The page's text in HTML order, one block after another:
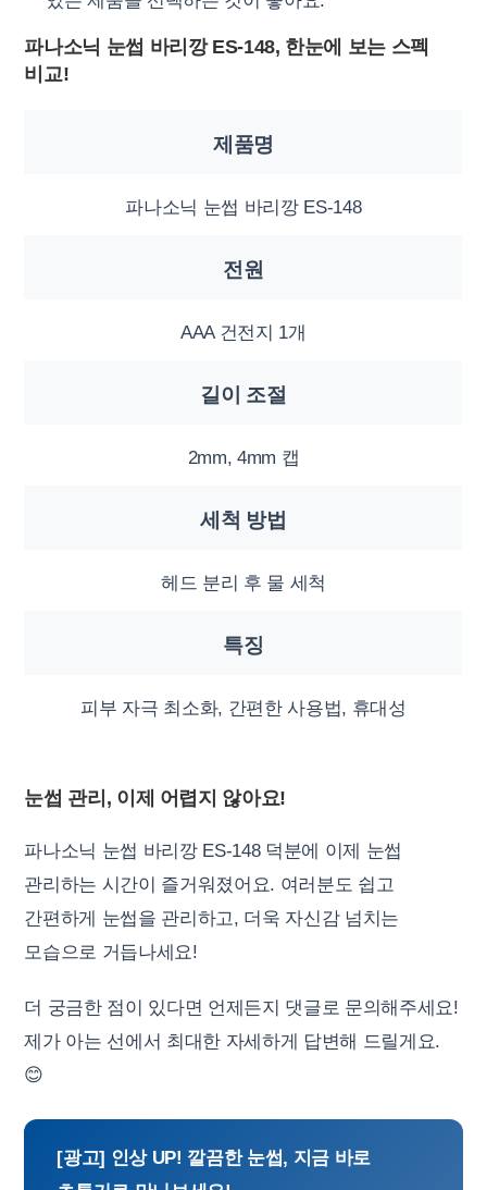
파나소닉 눈썹 바리깡 ES-148, 한눈에 보는 스펙
비교!
제품명
파나소닉 눈썹 바리깡 ES-148
전원
AAA 건전지 1개
길이 조절
2mm, 4mm 캡
세척 방법
헤드 분리 후 물 세척
특징
피부 자극 최소화, 간편한 사용법, 휴대성
눈썹 관리, 이제 어렵지 않아요!
파나소닉 눈썹 바리깡 ES-148 덕분에 이제 눈썹
관리하는 시간이 즐거워졌어요. 여러분도 쉽고
간편하게 눈썹을 관리하고, 더욱 자신감 넘치는
모습으로 거듭나세요!
더 궁금한 점이 있다면 언제든지 댓글로 문의해주세요!
제가 아는 선에서 최대한 자세하게 답변해 드릴게요.
😊
[광고] 인상 UP! 깔끔한 눈썹, 지금 바로